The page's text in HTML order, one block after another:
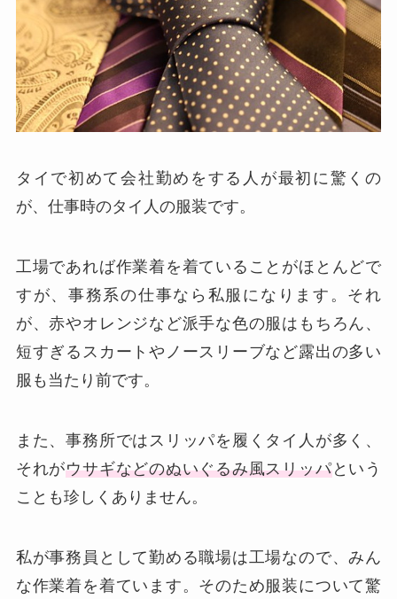
タイで初めて会社勤めをする人が最初に驚くの
が、仕事時のタイ人の服装です。
工場であれば作業着を着ていることがほとんどで
すが、事務系の仕事なら私服になります。それ
が、赤やオレンジなど派手な色の服はもちろん、
短すぎるスカートやノースリーブなど露出の多い
服も当たり前です。
また、事務所ではスリッパを履くタイ人が多く、
それがウサギなどのぬいぐるみ風スリッパという
ことも珍しくありません。
私が事務員として勤める職場は工場なので、みん
な作業着を着ています。そのため服装について驚